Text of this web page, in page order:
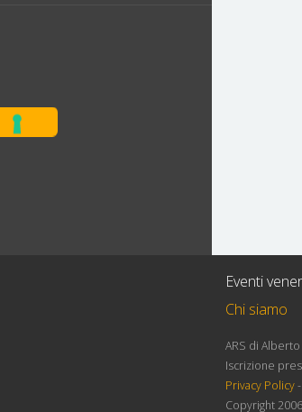
Eventi
Chi siamo
ARS di Alberto
Iscrizione
Privacy Policy-
Copyright